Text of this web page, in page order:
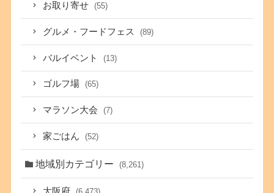
お取り寄せ (55)
グルメ・フードフェス (89)
バルイベント (13)
ゴルフ場 (65)
マラソン大会 (7)
家ごはん (52)
地域別カテゴリー (8,261)